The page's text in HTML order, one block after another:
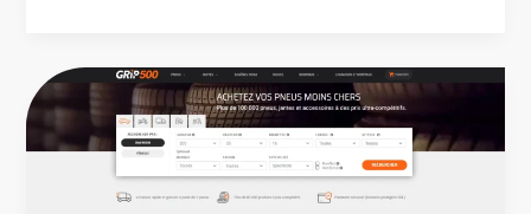
avis
sur
ce